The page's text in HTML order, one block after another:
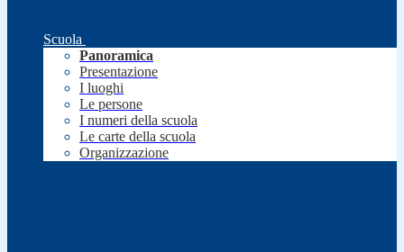
Scuola
Panoramica
Presentazione
I luoghi
Le persone
I numeri della scuola
Le carte della scuola
Organizzazione